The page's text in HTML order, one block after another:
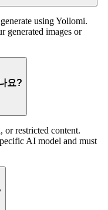
using Yollomi.
generated images or
요?
restricted content.
AI model and must